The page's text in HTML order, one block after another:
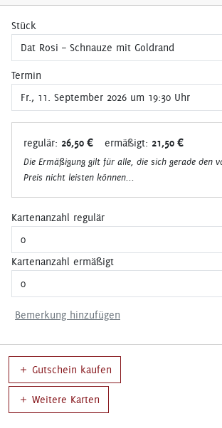
Stück
Termin
regulär: 26,50 € ermäßigt: 21,50 €
Die Ermäßigung gilt für alle, die sich gerade den
Preis nicht leisten können...
Kartenanzahl regulär
Kartenanzahl ermäßigt
Bemerkung hinzufügen
Gutschein kaufen
Weitere Karten